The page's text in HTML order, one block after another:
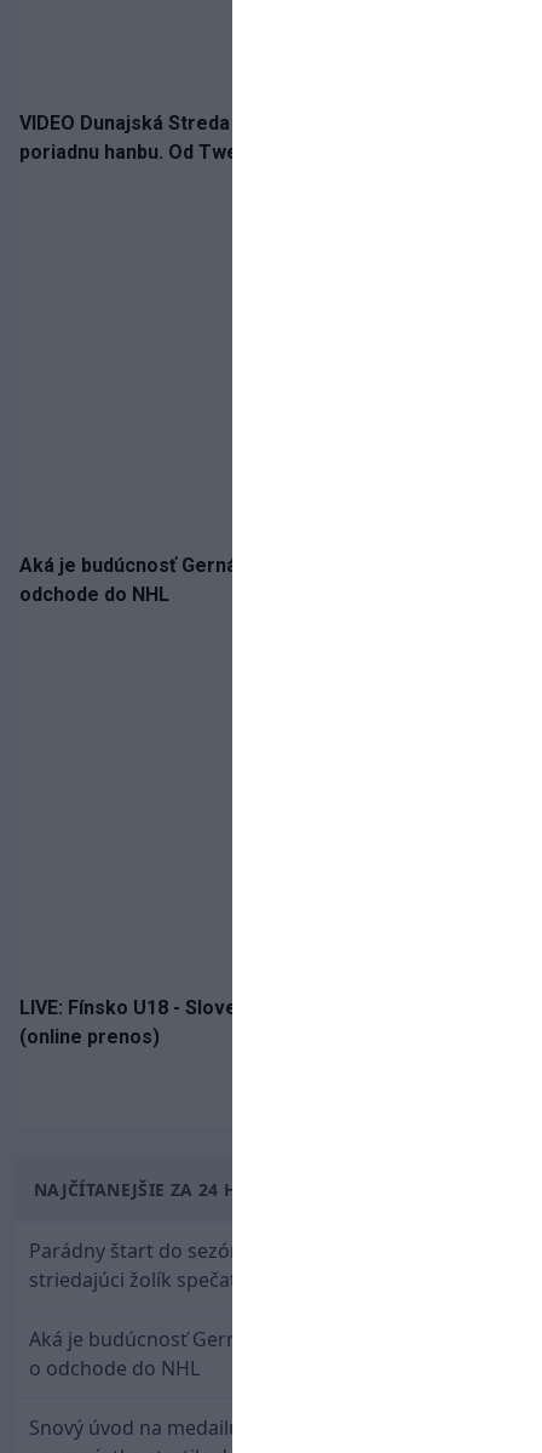
VIDEO Dunajská Streda si narobila v Holandsku
poriadnu hanbu. Od Twente inkasovala poltucet
Aká je budúcnosť Gernáta a Pánika? Rusi špekulujú o
odchode do NHL
LIVE: Fínsko U18 - Slovensko U18 / Hlinka-Gretzky Cup
(online prenos)
NAJČÍTANEJŠIE ZA 24 HODÍN
Parádny štart do sezóny: Rýchlik Boženík ako
striedajúci žolík spečatil postup Stoke
Aká je budúcnosť Gernáta a Pánika? Rusi špekulujú
o odchode do NHL
Snový úvod na medailu nestačil: Slovenská